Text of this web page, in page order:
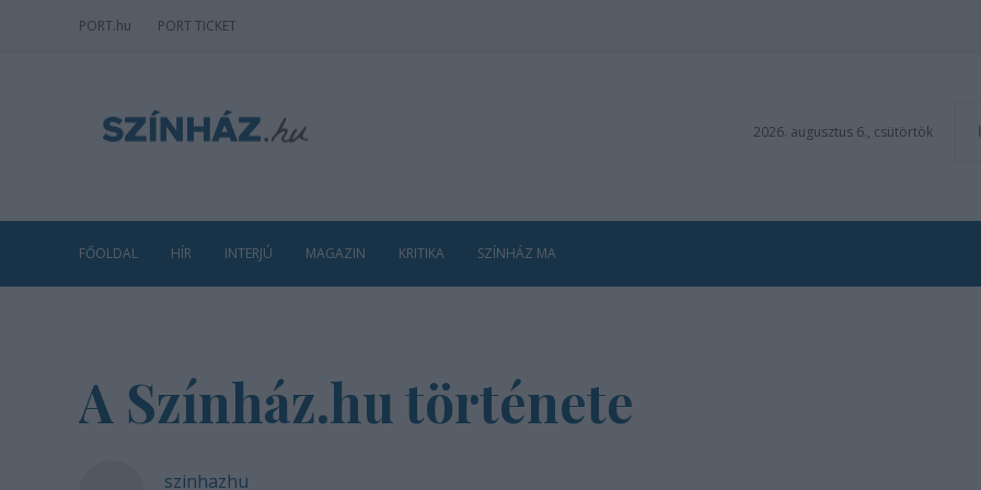
PORT.hu PORT TICKET
2026. augusztus 6., csütörtök
FŐOLDAL HÍR INTERJÚ MAGAZIN KRITIKA SZÍNHÁZ MA
A Színház.hu története
szinhazhu